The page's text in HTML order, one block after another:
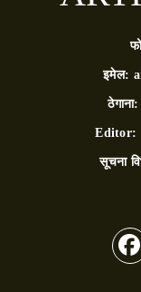
इमेल:
ठेगाना:
Editor:
सूचना